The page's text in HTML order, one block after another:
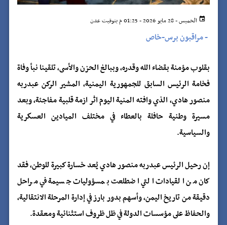
الخميس - 28 مايو 2026 - 01:25 م بتوقيت عدن
-مراقبون برس-خاص
بقلوب مؤمنة بقضاء الله وقدره، وببالغ الحزن والأسى، تلقينا نبأ وفاة
فخامة الرئيس السابق للجمهورية اليمنية، المشير الركن عبدربه
منصور هادي، الذي وافته المنية اليوم اثر ازمة قلبية مفاجئة، وبعد
مسيرة وطنية حافلة بالعطاء في مختلف الميادين العسكرية
والسياسية.
إن رحيل الرئيس عبدربه منصور هادي يُعد خسارة كبيرة للوطن، فقد
كان من القيادات التي اضطلعت بمسؤوليات جسيمة في مراحل
دقيقة من تاريخ اليمن، وأسهم بدور بارز في إدارة المرحلة الانتقالية،
والحفاظ على مؤسسات الدولة في ظل ظروف استثنائية ومعقدة.